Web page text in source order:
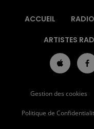
ACCUEIL RADIO
ARTISTES
Gestion des cookies
Politique de